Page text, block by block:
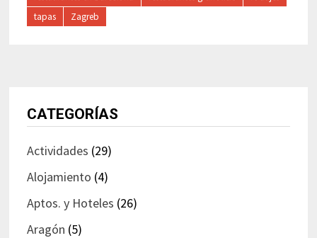
tapas
Zagreb
CATEGORÍAS
Actividades (29)
Alojamiento (4)
Aptos. y Hoteles (26)
Aragón (5)